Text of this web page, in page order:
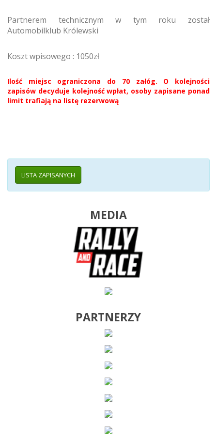
Partnerem technicznym w tym roku został
Automobilklub Królewski
Koszt wpisowego : 1050zł
Ilość miejsc ograniczona do 70 załóg. O kolejności
zapisów decyduje kolejność wpłat, osoby zapisane ponad
limit trafiają na listę rezerwową
LISTA ZAPISANYCH
MEDIA
PARTNERZY